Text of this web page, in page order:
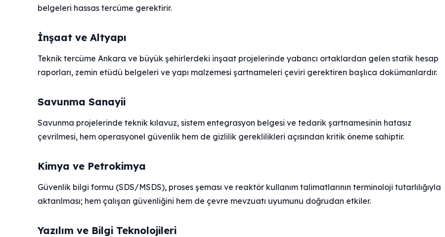
belgeleri hassas tercüme gerektirir.
İnşaat ve Altyapı
Teknik tercüme Ankara ve büyük şehirlerdeki inşaat projelerinde yabancı ortaklardan gelen statik hesap
raporları, zemin etüdü belgeleri ve yapı malzemesi şartnameleri çeviri gerektiren başlıca dokümanlardır.
Savunma Sanayii
Savunma projelerinde teknik kılavuz, sistem entegrasyon belgesi ve tedarik şartnamesinin hatasız
çevrilmesi, hem operasyonel güvenlik hem de gizlilik gereklilikleri açısından kritik öneme sahiptir.
Kimya ve Petrokimya
Güvenlik bilgi formu (SDS/MSDS), proses şeması ve reaktör kullanım talimatlarının terminoloji tutarlılığıyla
aktarılması; hem çalışan güvenliğini hem de çevre mevzuatı uyumunu doğrudan etkiler.
Yazılım ve Bilgi Teknolojileri